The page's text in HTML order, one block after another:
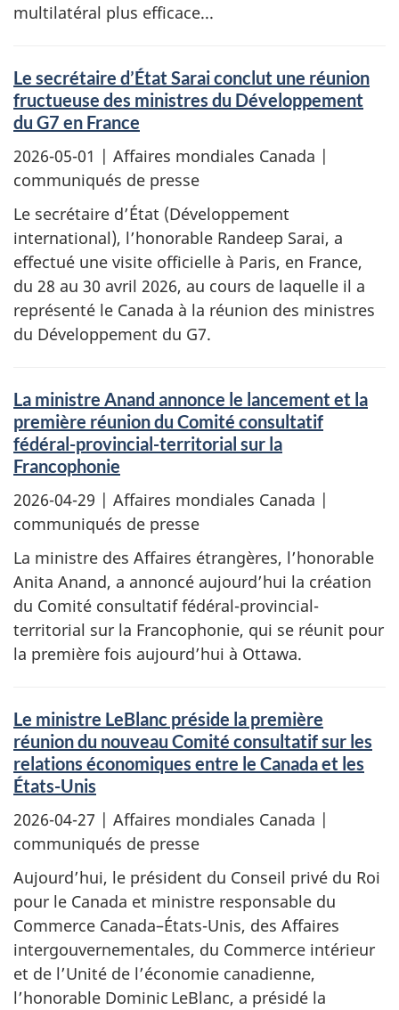
multilatéral plus efficace...
Le secrétaire d’État Sarai conclut une réunion
fructueuse des ministres du Développement
du G7 en France
2026-05-01 | Affaires mondiales Canada |
communiqués de presse
Le secrétaire d’État (Développement
international), l’honorable Randeep Sarai, a
effectué une visite officielle à Paris, en France,
du 28 au 30 avril 2026, au cours de laquelle il a
représenté le Canada à la réunion des ministres
du Développement du G7.
La ministre Anand annonce le lancement et la
première réunion du Comité consultatif
fédéral-provincial-territorial sur la
Francophonie
2026-04-29 | Affaires mondiales Canada |
communiqués de presse
La ministre des Affaires étrangères, l’honorable
Anita Anand, a annoncé aujourd’hui la création
du Comité consultatif fédéral-provincial-
territorial sur la Francophonie, qui se réunit pour
la première fois aujourd’hui à Ottawa.
Le ministre LeBlanc préside la première
réunion du nouveau Comité consultatif sur les
relations économiques entre le Canada et les
États-Unis
2026-04-27 | Affaires mondiales Canada |
communiqués de presse
Aujourd’hui, le président du Conseil privé du Roi
pour le Canada et ministre responsable du
Commerce Canada–États-Unis, des Affaires
intergouvernementales, du Commerce intérieur
et de l’Unité de l’économie canadienne,
l’honorable Dominic LeBlanc, a présidé la